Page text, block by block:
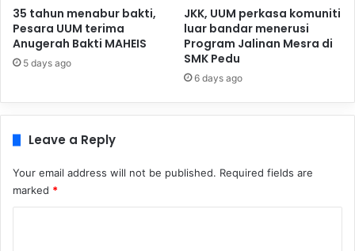
35 tahun menabur bakti,
Pesara UUM terima
Anugerah Bakti MAHEIS
5 days ago
JKK, UUM perkasa komuniti
luar bandar menerusi
Program Jalinan Mesra di
SMK Pedu
6 days ago
Leave a Reply
Your email address will not be published. Required fields are
marked *